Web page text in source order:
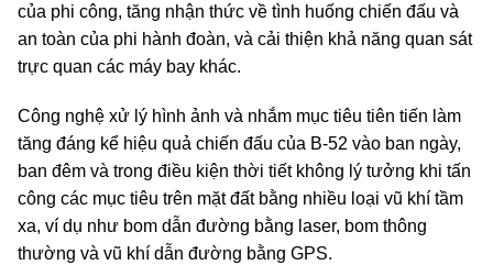
của phi công, tăng nhận thức về tình huống chiến đấu và
an toàn của phi hành đoàn, và cải thiện khả năng quan sát
trực quan các máy bay khác.
Công nghệ xử lý hình ảnh và nhắm mục tiêu tiên tiến làm
tăng đáng kể hiệu quả chiến đấu của B-52 vào ban ngày,
ban đêm và trong điều kiện thời tiết không lý tưởng khi tấn
công các mục tiêu trên mặt đất bằng nhiều loại vũ khí tầm
xa, ví dụ như bom dẫn đường bằng laser, bom thông
thường và vũ khí dẫn đường bằng GPS.